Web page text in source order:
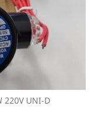
220V UNI-D